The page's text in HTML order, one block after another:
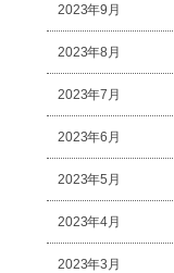
2023年9月
2023年8月
2023年7月
2023年6月
2023年5月
2023年4月
2023年3月